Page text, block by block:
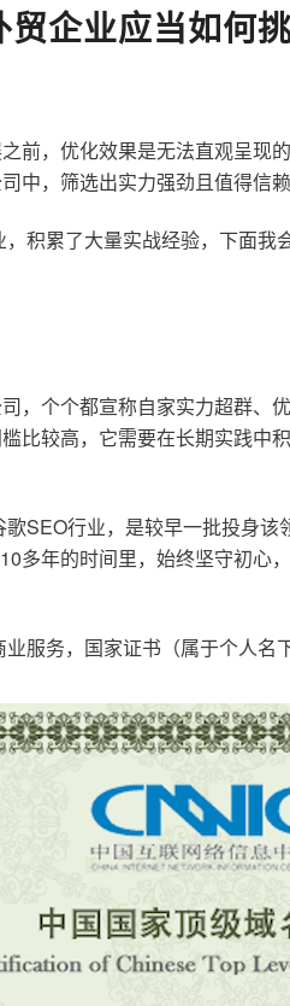
贸企业应当如何
，优化效果是无法直观呈现
，筛选出实力强劲且值得信
积累了大量实战经验，下面
，个个都宣称自家实力超群
比较高，它需要在长期实践
SEO行业，是较早一批投身
多年的时间里，始终坚守初
服务，国家证书（属于个人名下